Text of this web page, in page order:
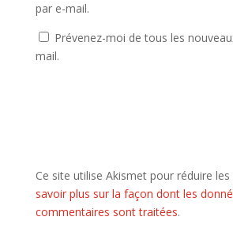
par e-mail.
Prévenez-moi de tous les
mail.
Ce site utilise Akismet pour réduire les
savoir plus sur la façon dont les
commentaires sont traitées.